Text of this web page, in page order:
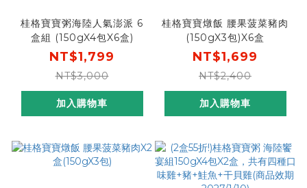
桂格寶寶粥海陸人氣澎派 6
盒組 (150gX4包X6盒)
NT$1,799
NT$3,000
加入購物車
桂格寶寶燉飯 腰果菠菜豬肉
(150gX3包)X6盒
NT$1,699
NT$2,400
加入購物車